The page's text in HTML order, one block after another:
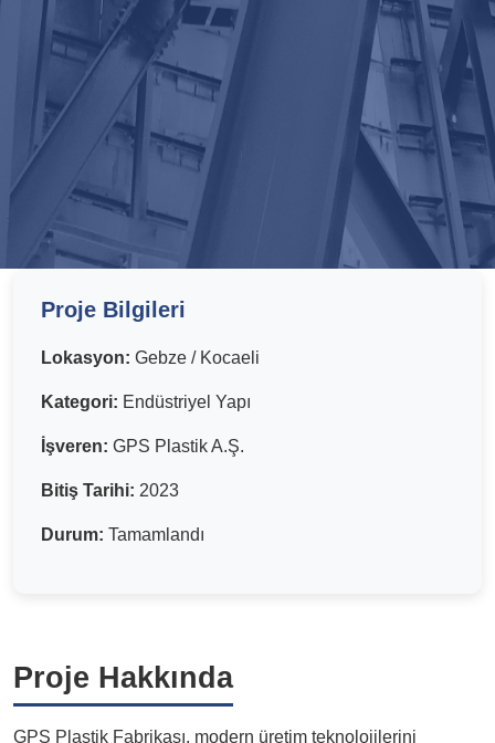
Proje Bilgileri
Lokasyon: Gebze / Kocaeli
Kategori: Endüstriyel Yapı
İşveren: GPS Plastik A.Ş.
Bitiş Tarihi: 2023
Durum: Tamamlandı
Proje Hakkında
GPS Plastik Fabrikası, modern üretim teknolojilerini